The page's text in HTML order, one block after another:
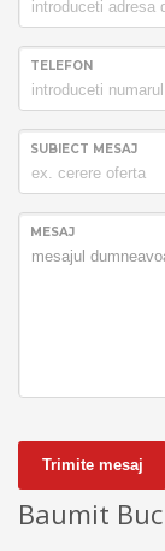
TELEFON
SUBIECT MESAJ
MESAJ
Trimite mesaj
Baumit